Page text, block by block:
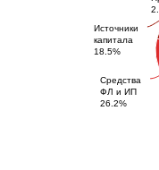
Средства
ФЛ и ИП
26.2%
Источники
капитала
18.5%